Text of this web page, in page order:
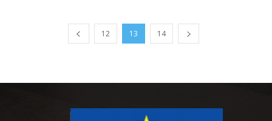
12 13 14